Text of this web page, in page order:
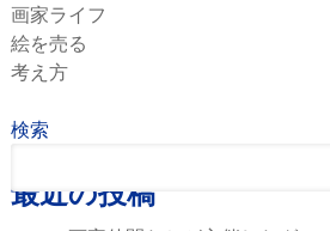
画家ライフ
絵を売る
考え方
検索
最近の投稿